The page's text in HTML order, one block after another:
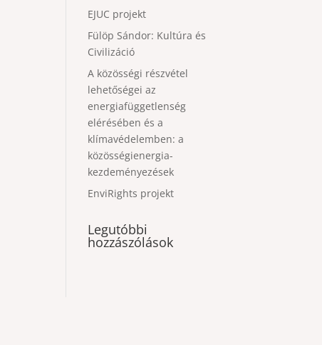
EJUC projekt
Fülöp Sándor: Kultúra és
Civilizáció
A közösségi részvétel
lehetőségei az
energiafüggetlenség
elérésében és a
klímavédelemben: a
közösségienergia-
kezdeményezések
EnviRights projekt
Legutóbbi
hozzászólások